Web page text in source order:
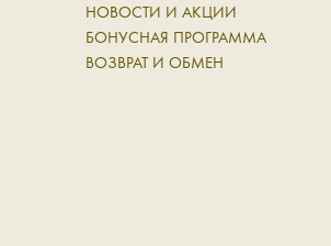
НОВОСТИ И АКЦИИ
БОНУСНАЯ ПРОГРАММА
ВОЗВРАТ И ОБМЕН